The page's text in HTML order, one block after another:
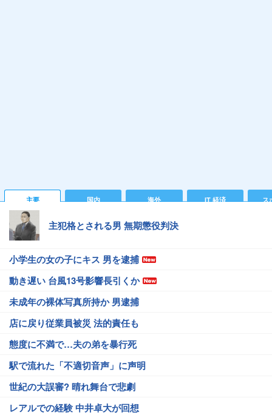
主要 国内 海外 IT 経済 ス
主犯格とされる男 無期懲役判決
小学生の女の子にキス 男を逮捕
動き遅い 台風13号影響長引くか
未成年の裸体写真所持か 男逮捕
店に戻り従業員被災 法的責任も
態度に不満で…夫の弟を暴行死
駅で流れた「不適切音声」に声明
世紀の大誤審? 晴れ舞台で悲劇
レアルでの経験 中井卓大が回想